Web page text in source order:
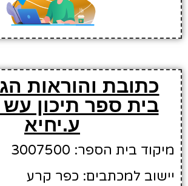
כתובת והוראות
בית ספר תיכון
ע.יחיא
מיקוד בית הספר: 3007500
יישוב למכתבים: כפר קרע